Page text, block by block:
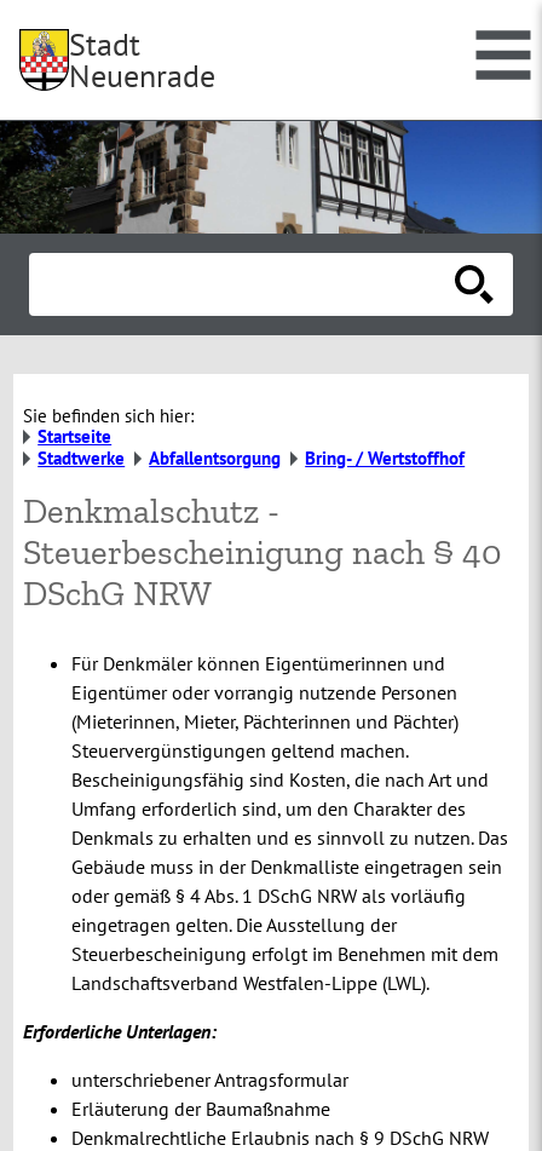
Stadt
Neuenrade
Sie befinden sich hier:
Startseite
Stadtwerke
Abfallentsorgung Bring- / Wertstoffhof
Denkmalschutz -
Steuerbescheinigung nach § 40
DSchG NRW
Für Denkmäler können Eigentümerinnen und
Eigentümer oder vorrangig nutzende Personen
(Mieterinnen, Mieter, Pächterinnen und Pächter)
Steuervergünstigungen geltend machen.
Bescheinigungsfähig sind Kosten, die nach Art und
Umfang erforderlich sind, um den Charakter des
Denkmals zu erhalten und es sinnvoll zu nutzen. Das
Gebäude muss in der Denkmalliste eingetragen sein
oder gemäß § 4 Abs. 1 DSchG NRW als vorläufig
eingetragen gelten. Die Ausstellung der
Steuerbescheinigung erfolgt im Benehmen mit dem
Landschaftsverband Westfalen-Lippe (LWL).
Erforderliche Unterlagen:
unterschriebener Antragsformular
Erläuterung der Baumaßnahme
Denkmalrechtliche Erlaubnis nach § 9 DSchG NRW